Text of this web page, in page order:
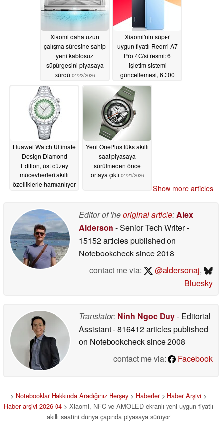
Xiaomi daha uzun
çalışma süresine sahip
yeni kablosuz
süpürgesini piyasaya
sürdü 04/22/2026
Xiaomi'nin süper
uygun fiyatlı Redmi A7
Pro 4G'si resmi: 6
işletim sistemi
güncellemesi, 6.300
etiketleri
Huawei Watch Ultimate
Design Diamond
Edition, üst düzey
mücevherleri akıllı
özelliklerle harmanlıyor
Yeni OnePlus lüks akıllı
saat piyasaya
sürülmeden önce
ortaya çıktı 04/21/2026
Show more articles
Editor of theoriginal article: Alex
Alderson - Senior Tech Writer-
15152 articles published on
Notebookchecksince 2018
contact me via:
@aldersonaj,
Bluesky
Translator: Ninh Ngoc Duy- Editorial
Assistant- 816412 articles published
on Notebookchecksince 2008
contact me via:
Facebook
> Notebooklar Hakkında Aradığınız Herşey > Haberler> Haber Arşivi >
Haber arşivi 2026 04 > Xiaomi, NFC ve AMOLED ekranlı yeni uygun fiyatlı
akıllı saatini dünya çapında piyasaya sürüyor